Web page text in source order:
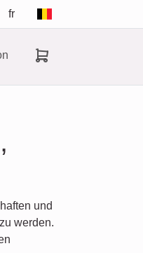
fr
und
werden.